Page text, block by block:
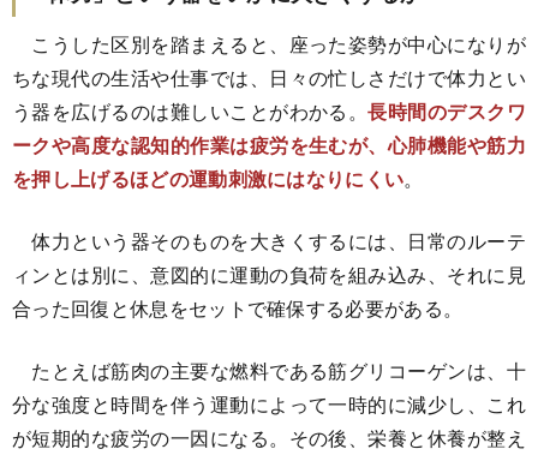
こうした区別を踏まえると、座った姿勢が中心になりが
ちな現代の生活や仕事では、日々の忙しさだけで体力とい
う器を広げるのは難しいことがわかる。長時間のデスクワ
ークや高度な認知的作業は疲労を生むが、心肺機能や筋力
を押し上げるほどの運動刺激にはなりにくい。
体力という器そのものを大きくするには、日常のルーテ
ィンとは別に、意図的に運動の負荷を組み込み、それに見
合った回復と休息をセットで確保する必要がある。
たとえば筋肉の主要な燃料である筋グリコーゲンは、十
分な強度と時間を伴う運動によって一時的に減少し、これ
が短期的な疲労の一因になる。その後、栄養と休養が整え